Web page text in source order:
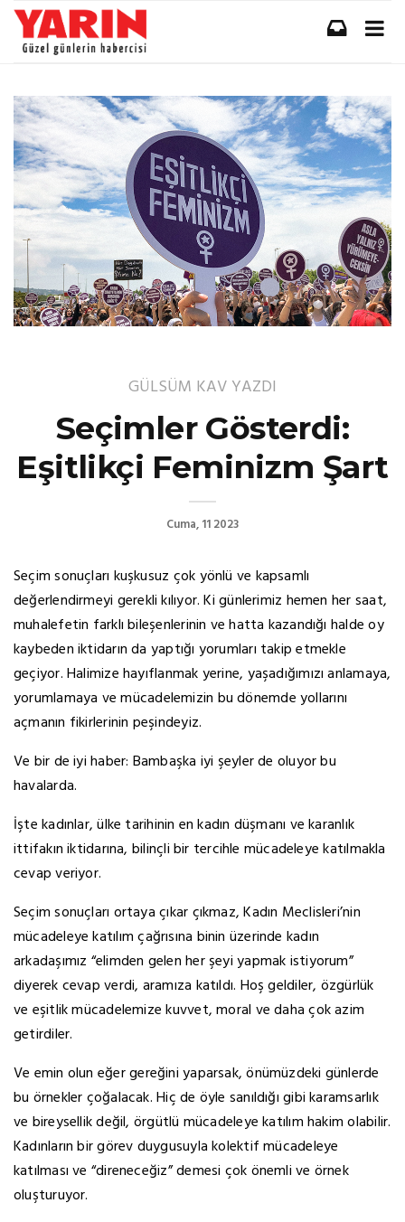
GÜLSÜM KAV YAZDI
Seçimler Gösterdi:
Eşitlikçi Feminizm Şart
Cuma, 11 2023
Seçim sonuçları kuşkusuz çok yönlü ve kapsamlı
değerlendirmeyi gerekli kılıyor. Ki günlerimiz hemen her saat,
muhalefetin farklı bileşenlerinin ve hatta kazandığı halde oy
kaybeden iktidarın da yaptığı yorumları takip etmekle
geçiyor. Halimize hayıflanmak yerine, yaşadığımızı anlamaya,
yorumlamaya ve mücadelemizin bu dönemde yollarını
açmanın fikirlerinin peşindeyiz.
Ve bir de iyi haber: Bambaşka iyi şeyler de oluyor bu
havalarda.
İşte kadınlar, ülke tarihinin en kadın düşmanı ve karanlık
ittifakın iktidarına, bilinçli bir tercihle mücadeleye katılmakla
cevap veriyor.
Seçim sonuçları ortaya çıkar çıkmaz, Kadın Meclisleri’nin
mücadeleye katılım çağrısına binin üzerinde kadın
arkadaşımız “elimden gelen her şeyi yapmak istiyorum”
diyerek cevap verdi, aramıza katıldı. Hoş geldiler, özgürlük
ve eşitlik mücadelemize kuvvet, moral ve daha çok azim
getirdiler.
Ve emin olun eğer gereğini yaparsak, önümüzdeki günlerde
bu örnekler çoğalacak. Hiç de öyle sanıldığı gibi karamsarlık
ve bireysellik değil, örgütlü mücadeleye katılım hakim olabilir.
Kadınların bir görev duygusuyla kolektif mücadeleye
katılması ve “direneceğiz” demesi çok önemli ve örnek
oluşturuyor.